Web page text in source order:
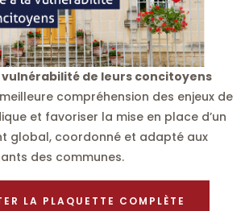
vulnérabilité de leurs concitoyens
compréhension des enjeux de
et favoriser la mise en place d’un
global, coordonné et adapté aux
des communes.
LA PLAQUETTE COMPLÈTE